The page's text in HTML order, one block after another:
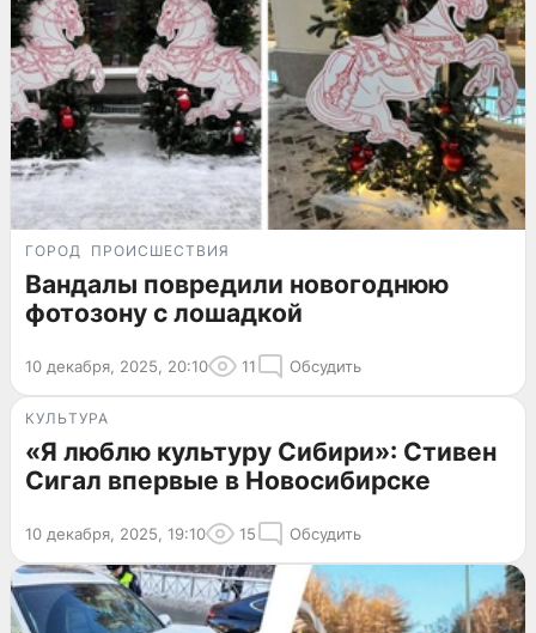
ГОРОД ПРОИСШЕСТВИЯ
Вандалы повредили новогоднюю
фотозону с лошадкой
10 декабря, 2025, 20:10 11 Обсудить
КУЛЬТУРА
«Я люблю культуру Сибири»: Стивен
Сигал впервые в Новосибирске
10 декабря, 2025, 19:10 15 Обсудить